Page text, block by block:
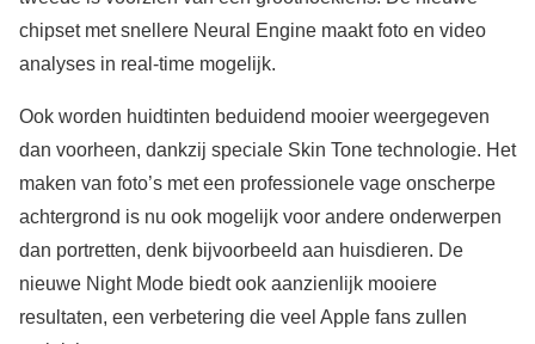
chipset met snellere Neural Engine maakt foto en video
analyses in real-time mogelijk.
Ook worden huidtinten beduidend mooier weergegeven
dan voorheen, dankzij speciale Skin Tone technologie. Het
maken van foto’s met een professionele vage onscherpe
achtergrond is nu ook mogelijk voor andere onderwerpen
dan portretten, denk bijvoorbeeld aan huisdieren. De
nieuwe Night Mode biedt ook aanzienlijk mooiere
resultaten, een verbetering die veel Apple fans zullen